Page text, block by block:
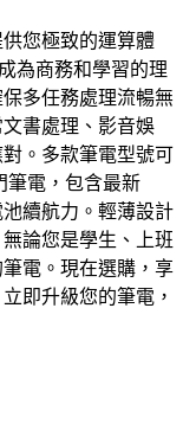
您極致的運算體
為商務和學習的理
多任務處理流暢無
書處理、影音娛
。多款筆電型號可
筆電，包含最新
續航力。輕薄設計
論您是學生、上班
電。現在選購，享
即升級您的筆電，